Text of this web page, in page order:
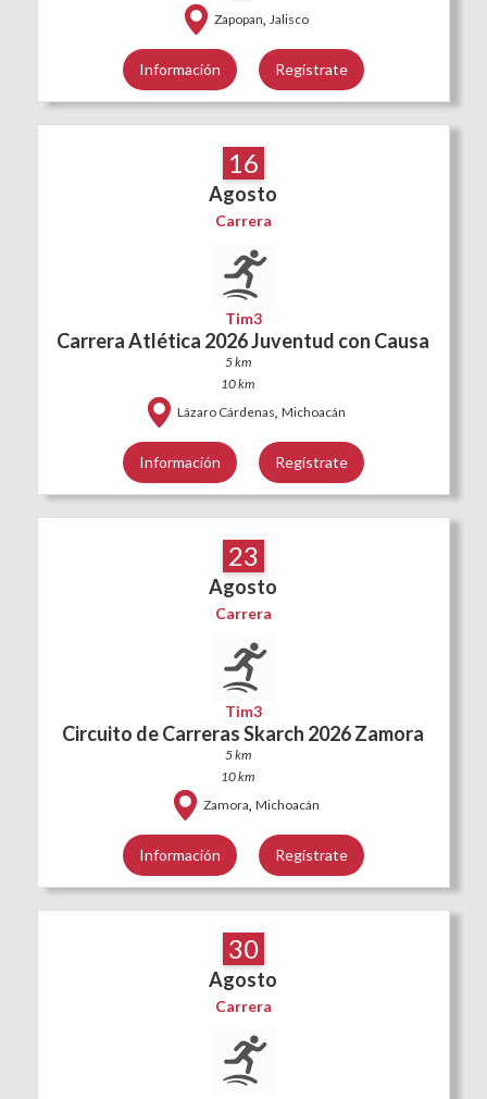
Zapopan, Jalisco
Información Regístrate
16
Agosto
Carrera
Tim3
Carrera Atlética 2026 Juventud con Causa
5 km
10 km
Lázaro Cárdenas, Michoacán
Información Regístrate
23
Agosto
Carrera
Tim3
Circuito de Carreras Skarch 2026 Zamora
5 km
10 km
Zamora, Michoacán
Información Regístrate
30
Agosto
Carrera